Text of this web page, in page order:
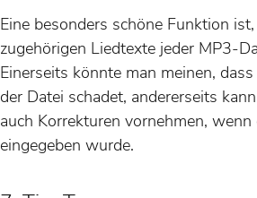
Eine besonders schöne Funktion
zugehörigen Liedtexte jeder MP3-
Einerseits könnte man meinen,
der Datei schadet, andererseits
auch Korrekturen vornehmen,
eingegeben wurde.